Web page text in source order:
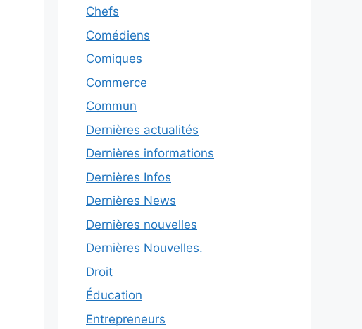
Chefs
Comédiens
Comiques
Commerce
Commun
Dernières actualités
Dernières informations
Dernières Infos
Dernières News
Dernières nouvelles
Dernières Nouvelles.
Droit
Éducation
Entrepreneurs